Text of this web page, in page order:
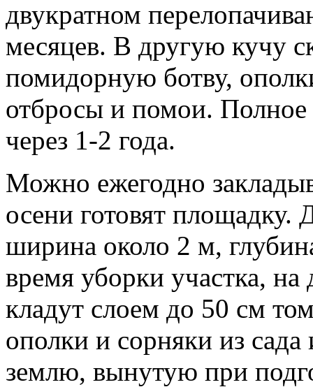
двукратном
месяцев. В другую кучу
помидорную ботву,
отбросы и помои. Полное
через 1-2 года.
Можно ежегодно
осени готовят
ширина около 2 м,
время уборки участка,
кладут слоем до 50 см
ополки и сорняки из
землю, вынутую при